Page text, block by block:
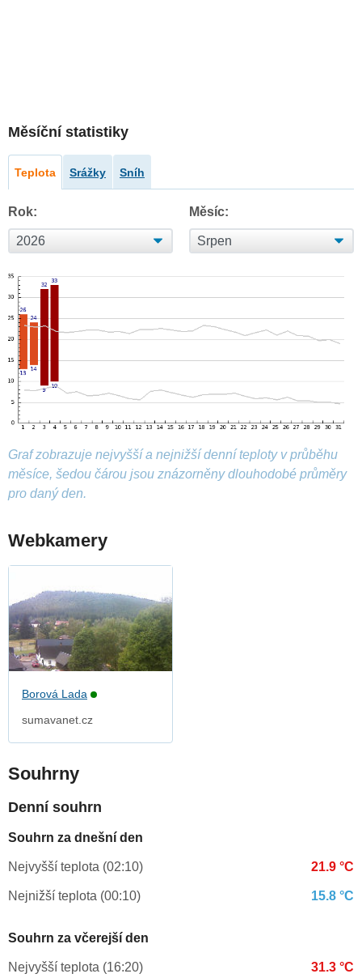
Měsíční statistiky
Teplota Srážky Sníh
Rok: Měsíc:
Graf zobrazuje nejvyšší a nejnižší denní teploty v průběhu
měsíce, šedou čárou jsou znázorněny dlouhodobé průměry
pro daný den.
Webkamery
Borová Lada
sumavanet.cz
Souhrny
Denní souhrn
Souhrn za dnešní den
Nejvyšší teplota (02:10) 21.9 °C
Nejnižší teplota (00:10) 15.8 °C
Souhrn za včerejší den
Nejvyšší teplota (16:20) 31.3 °C